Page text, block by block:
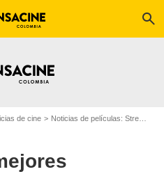
search
de cine Noticias de películas: Streaming